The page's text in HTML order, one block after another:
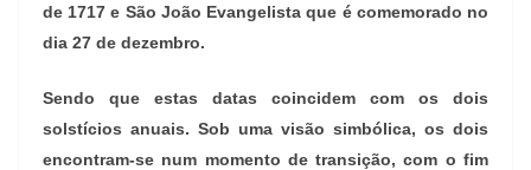
de 1717 e São João Evangelista que é comemorado no
dia 27 de dezembro.
Sendo que estas datas coincidem com os dois
solstícios anuais. Sob uma visão simbólica, os dois
encontram-se num momento de transição, com o fim